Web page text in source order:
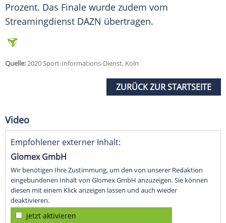
Prozent. Das Finale wurde zudem vom
Streamingdienst DAZN übertragen.
Quelle:2020 Sport-Informations-Dienst, Köln
ZURÜCK ZUR STARTSEITE
Video
Empfohlener externer Inhalt:
Glomex GmbH
Wir benötigen Ihre Zustimmung, um den von unserer Redaktion
eingebundenen Inhalt von Glomex GmbH anzuzeigen. Sie können
diesen mit einem Klick anzeigen lassen und auch wieder
deaktivieren.
jetzt aktivieren